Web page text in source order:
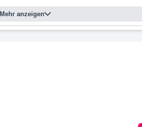
Mehr anzeigen